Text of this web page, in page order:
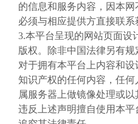
的信息和服务内容，因本网
必须与相应提供方直接联系
3.本平台呈现的网站页面设
版权。除非中国法律另有规
对于拥有本平台上内容和
知识产权的任何内容，任
属服务器上做镜像处理或以
违反上述声明擅自使用本